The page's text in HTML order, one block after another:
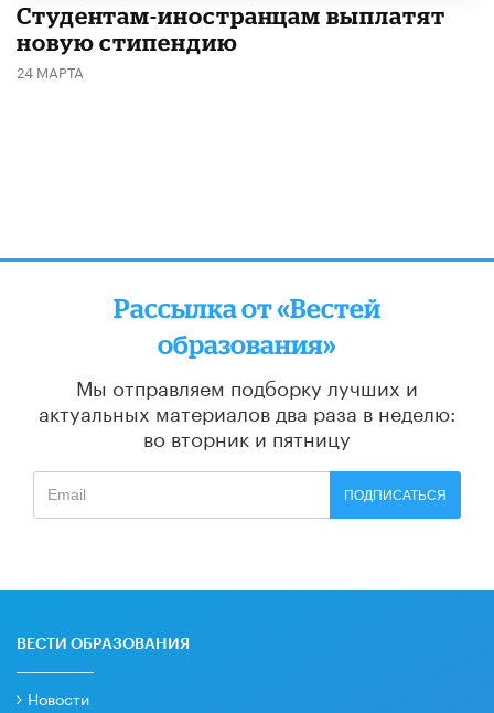
Студентам-иностранцам выплатят
новую стипендию
24 МАРТА
Рассылка от «Вестей
образования»
Мы отправляем подборку лучших и
актуальных материалов два раза в неделю:
во вторник и пятницу
ПОДПИСАТЬСЯ
ВЕСТИ ОБРАЗОВАНИЯ
Новости